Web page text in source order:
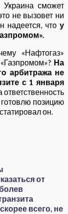
Украина сможет
не вызовет ни
надеется, что у
«Нафтогаз»
На
арбитража не
с 1 января
ответственность
позицию
он.
от
всего, не